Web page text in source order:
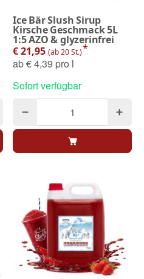
Ice Bär Slush Sirup
Kirsche Geschmack 5L
1:5 AZO & glyzerinfrei
€ 21,95 (ab 20 St.)*
ab€ 4,39 pro l
Sofort verfügbar